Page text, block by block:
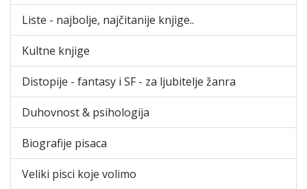
Liste - najbolje, najčitanije knjige..
Kultne knjige
Distopije - fantasy i SF - za ljubitelje žanra
Duhovnost & psihologija
Biografije pisaca
Veliki pisci koje volimo